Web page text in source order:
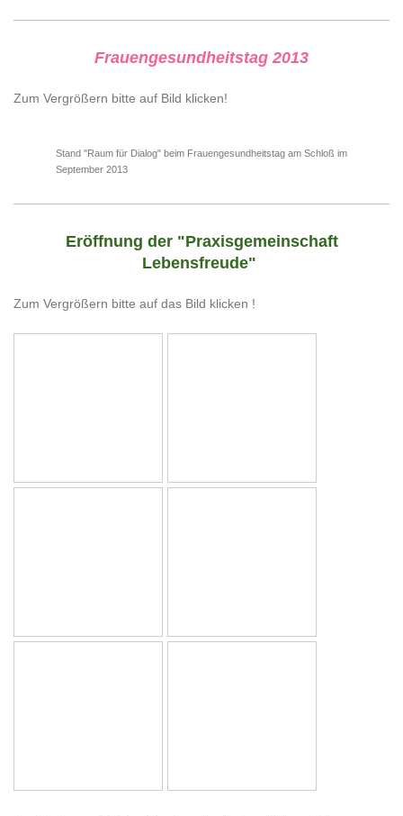
Frauengesundheitstag 2013
Zum Vergrößern bitte auf Bild klicken!
Stand "Raum für Dialog" beim Frauengesundheitstag am Schloß im
September 2013
Eröffnung der "Praxisgemeinschaft
Lebensfreude"
Zum Vergrößern bitte auf das Bild klicken !